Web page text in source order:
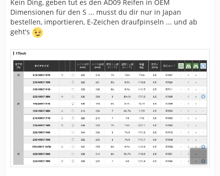
Kein Ding, geben tut es den AD09 Reifen in OEM
Dimensionen für den S ... musst du dir nur in Japan
bestellen, importieren, E-Zeichen draufpinseln ... und ab
geht's